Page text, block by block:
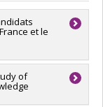
et le
of